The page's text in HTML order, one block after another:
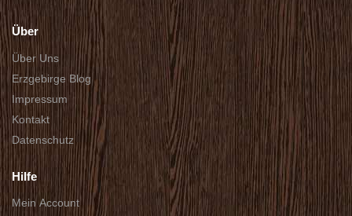
Über
Über Uns
Erzgebirge Blog
Impressum
Kontakt
Datenschutz
Hilfe
Mein Account